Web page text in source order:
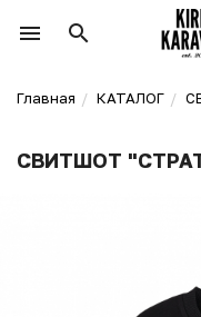
Главная КАТАЛОГ
СВИТШОТ